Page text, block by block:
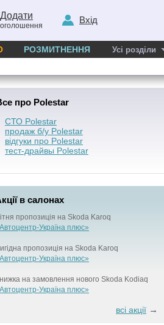
Додати
оголошення
Вхід
РОЗМИТНЕННЯ Усі розділи
про Polestar
СТО Polestar
продаж б/у Polestar
відгуки про Polestar
тест-драйвы Polestar
в салонах
пропозиція на Skoda Karoq
Україна плюс»
пропозиція на Skoda Karoq
Україна плюс»
на замовлення нового Skoda Kodiaq
Україна плюс»
всі акції →